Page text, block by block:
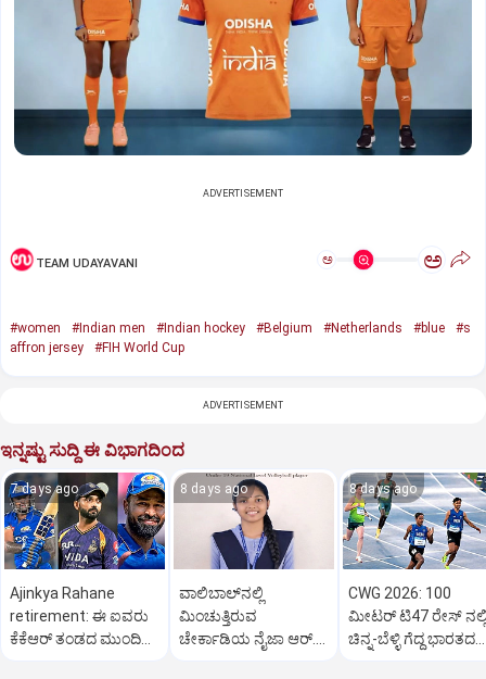
ADVERTISEMENT
TEAM UDAYAVANI ಅ ಅ
#women #Indian men #Indian hockey #Belgium #Netherlands #blue
#s
affron jersey
#FIH World Cup
ADVERTISEMENT
ಇನ್ನಷ್ಟು ಸುದ್ದಿ ಈ ವಿಭಾಗದಿಂದ
7 days ago
Ajinkya Rahane
retirement: ಈ ಐವರು
ಕೆಕೆಆರ್ ತಂಡದ ಮುಂದಿನ
8 days ago
ವಾಲಿಬಾಲ್‌ನಲ್ಲಿ
ಮಿಂಚುತ್ತಿರುವ
ಚೇರ್ಕಾಡಿಯ ನೈಜಾ ಆರ್‌.
8 days ago
CWG 2026: 100
ಮೀಟರ್‌ ಟಿ47 ರೇಸ್‌
ಚಿನ್ನ-ಬೆಳ್ಳಿ ಗೆದ್ದ ಭಾರತದ